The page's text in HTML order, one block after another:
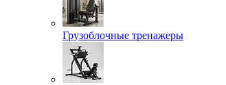
Грузоблочные тренажеры